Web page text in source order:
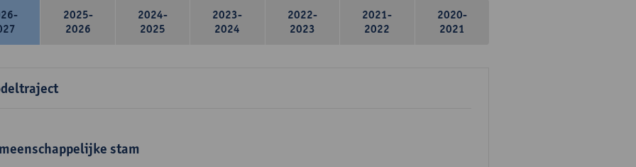
2025-
2026
2024-
2025
2023-
2024
2022-
2023
2021-
2022
2020-
2021
stam